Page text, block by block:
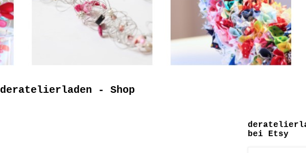
deratelierladen - Shop
bei Etsy